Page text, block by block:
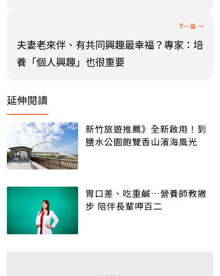
夫妻老來伴、有共同興趣最幸福？專家：培
養「個人興趣」也很重要
延伸閱讀
新竹旅遊推薦》全新啟用！到
鹽水公園飽覽香山濱海風光
胃口差、吃重鹹…營養師教撇
步 陪伴長輩呷百二